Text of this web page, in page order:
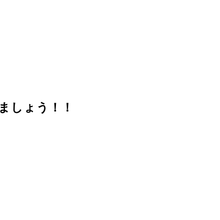
しょう！！